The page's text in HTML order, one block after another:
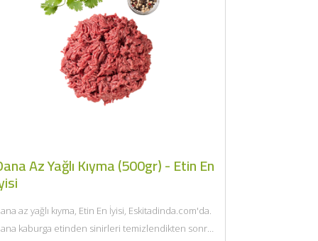
Az Yağlı Kıyma (500gr) - Etin En
az yağlı kıyma, Etin En İyisi, Eskitadinda.com'da.
kaburga etinden sinirleri temizlendikten sonra